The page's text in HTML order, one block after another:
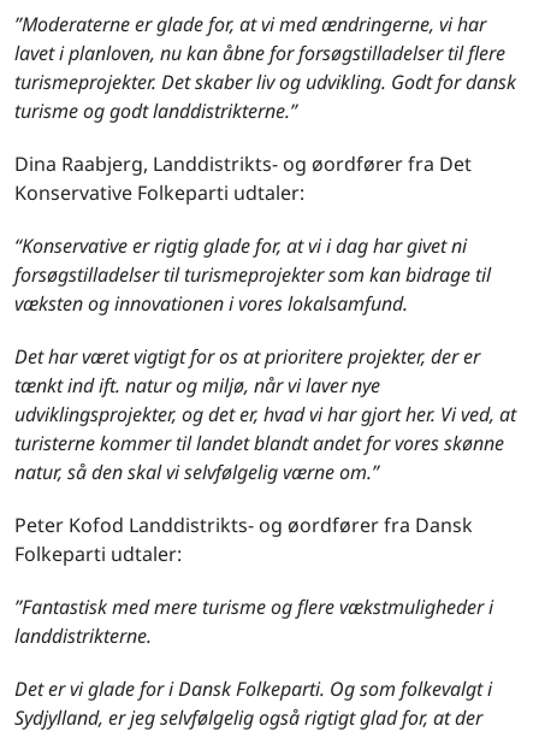
”Moderaterne er glade for, at vi med ændringerne, vi har
lavet i planloven, nu kan åbne for forsøgstilladelser til flere
turismeprojekter. Det skaber liv og udvikling. Godt for dansk
turisme og godt landdistrikterne.”
Dina Raabjerg, Landdistrikts- og øordfører fra Det
Konservative Folkeparti udtaler:
“Konservative er rigtig glade for, at vi i dag har givet ni
forsøgstilladelser til turismeprojekter som kan bidrage til
væksten og innovationen i vores lokalsamfund.
Det har været vigtigt for os at prioritere projekter, der er
tænkt ind ift. natur og miljø, når vi laver nye
udviklingsprojekter, og det er, hvad vi har gjort her. Vi ved, at
turisterne kommer til landet blandt andet for vores skønne
natur, så den skal vi selvfølgelig værne om.”
Peter Kofod Landdistrikts- og øordfører fra Dansk
Folkeparti udtaler:
”Fantastisk med mere turisme og flere vækstmuligheder i
landdistrikterne.
Det er vi glade for i Dansk Folkeparti. Og som folkevalgt i
Sydjylland, er jeg selvfølgelig også rigtigt glad for, at der